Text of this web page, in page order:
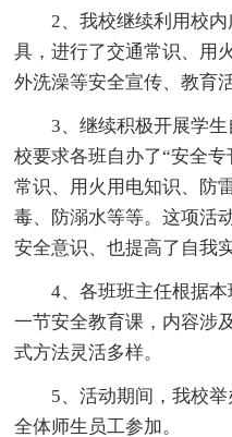
2、我校继续利用校
具，进行了交通常识、用
外洗澡等安全宣传、教育
3、继续积极开展学
校要求各班自办了“安全
常识、用火用电知识、防
毒、防溺水等等。这项活
安全意识、也提高了自我
4、各班班主任根据
一节安全教育课，内容涉
式方法灵活多样。
5、活动期间，我校
全体师生员工参加。